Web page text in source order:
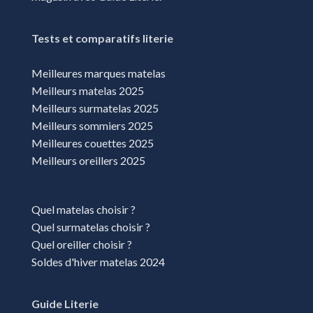
Tests et comparatifs literie
Meilleures marques matelas
Meilleurs matelas 2025
Meilleurs surmatelas 2025
Meilleurs sommiers 2025
Meilleures couettes 2025
Meilleurs oreillers 2025
Quel matelas choisir ?
Quel surmatelas choisir ?
Quel oreiller choisir ?
Soldes d'hiver matelas 2024
Guide Literie